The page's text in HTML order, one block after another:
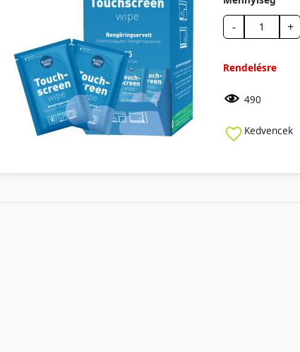
- +
Rendelésre
490
Kedvencek